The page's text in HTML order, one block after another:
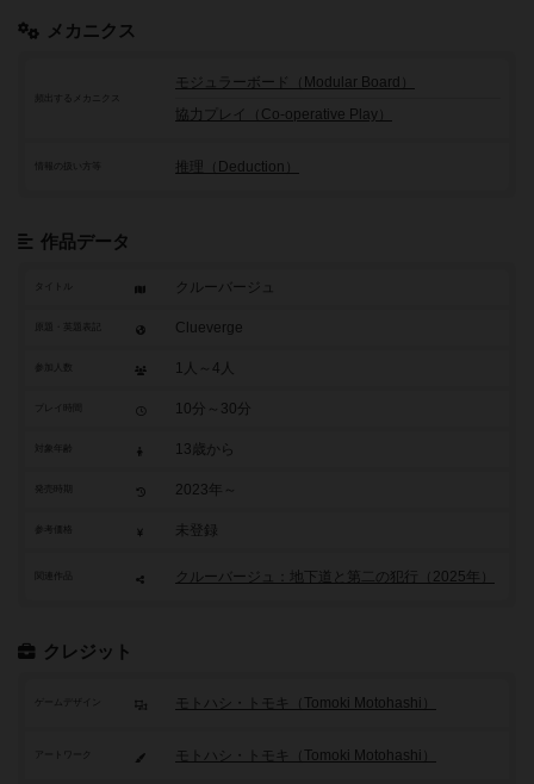
メカニクス
頻出するメカニクス
モジュラーボード（Modular Board）
協力プレイ（Co-operative Play）
推理（Deduction）
作品データ
タイトル クルーバージュ
Clueverge
参加人数 1人～4人
10分～30分
13歳から
2023年～
参考価格 未登録
関連作品 クルーバージュ：地下道と第二の犯行（2025年）
クレジット
ゲームデザイン モトハシ・トモキ（Tomoki Motohashi）
アートワーク モトハシ・トモキ（Tomoki Motohashi）